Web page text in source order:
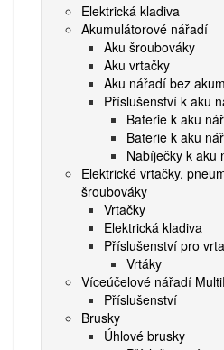
Elektrická kladiva
Akumulátorové nářadí
Aku šroubováky
Aku vrtačky
Aku nářadí bez
Příslušenství k aku
Baterie k aku
Baterie k aku
Nabíječky k aku
Elektrické vrtačky,
šroubováky
Vrtačky
Elektrická kladiva
Příslušenství pro
Vrtáky
Víceúčelové nářadí
Příslušenství
Brusky
Úhlové brusky